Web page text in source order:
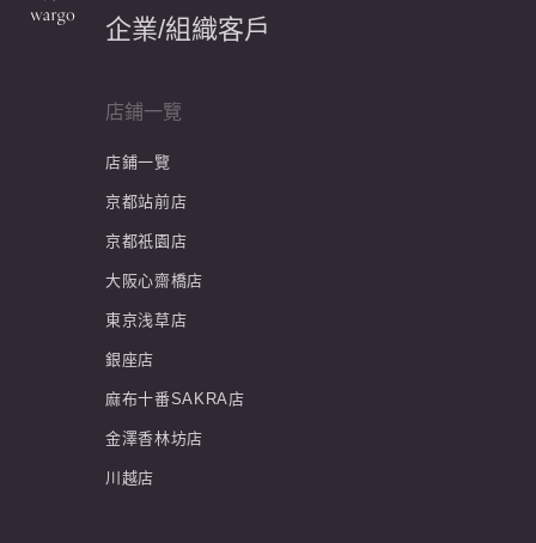
企業/組織客戶
店鋪一覽
店鋪一覽
京都站前店
京都祇園店
大阪心齋橋店
東京浅草店
銀座店
麻布十番SAKRA店
金澤香林坊店
川越店